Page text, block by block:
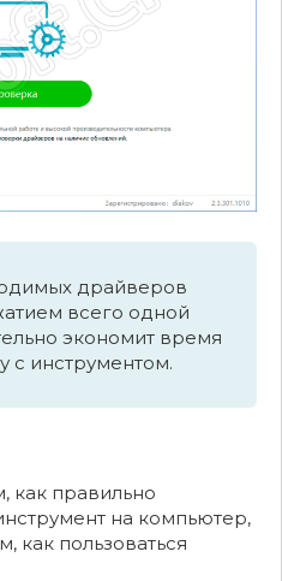
драйверов
всего одной
экономит время
с инструментом.
как правильно
на компьютер,
как пользоваться